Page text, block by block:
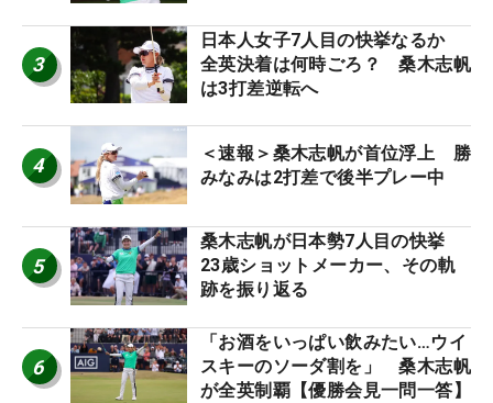
3
日本人女子7人目の快挙なるか
全英決着は何時ごろ？ 桑木志帆
は3打差逆転へ
4
＜速報＞桑木志帆が首位浮上 勝
みなみは2打差で後半プレー中
5
桑木志帆が日本勢7人目の快挙
23歳ショットメーカー、その軌
跡を振り返る
6
「お酒をいっぱい飲みたい…ウイ
スキーのソーダ割を」 桑木志帆
が全英制覇【優勝会見一問一答】